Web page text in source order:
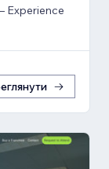
Experience